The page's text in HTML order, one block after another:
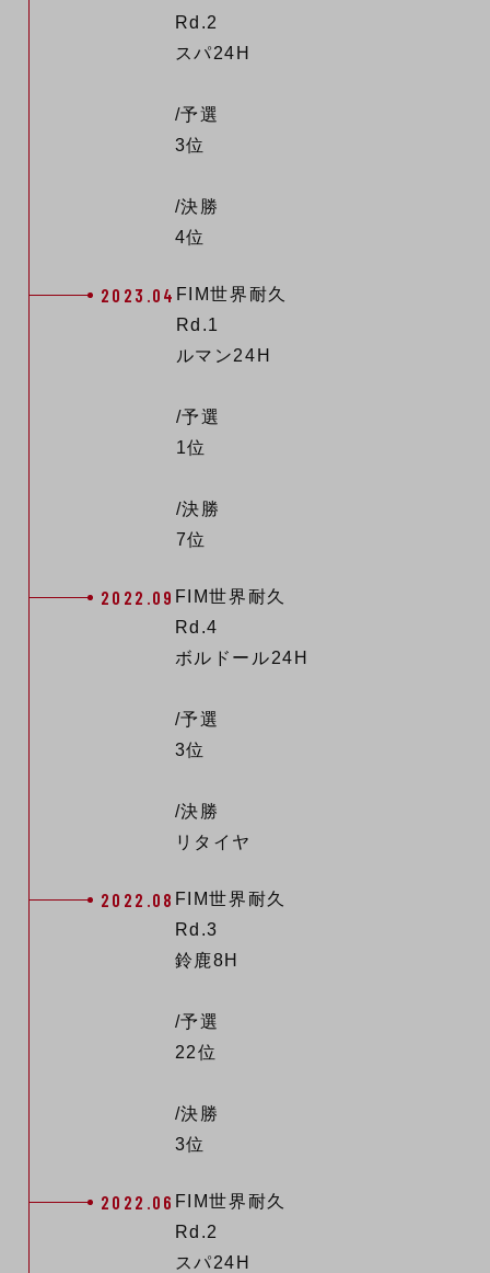
Rd.2
スパ24H
/予選
3位
/決勝
4位
2023.04 FIM世界耐久
Rd.1
ルマン24H
/予選
1位
/決勝
7位
2022.09 FIM世界耐久
Rd.4
ボルドール24H
/予選
3位
/決勝
リタイヤ
2022.08 FIM世界耐久
Rd.3
鈴鹿8H
/予選
22位
/決勝
3位
2022.06 FIM世界耐久
Rd.2
スパ24H